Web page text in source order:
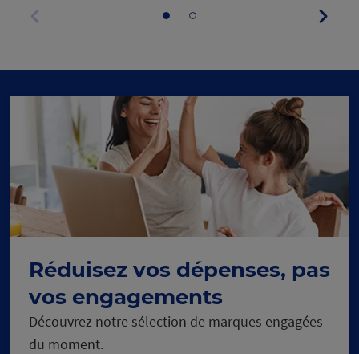
Aller Aller
Réduisez vos dépenses, pas
vos engagements
Découvrez notre sélection de marques engagées
du moment.